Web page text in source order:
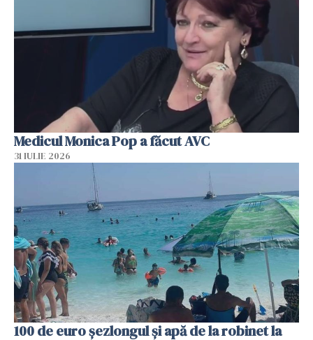
Medicul Monica Pop a făcut AVC
31 IULIE 2026
100 de euro șezlongul și apă de la robinet la